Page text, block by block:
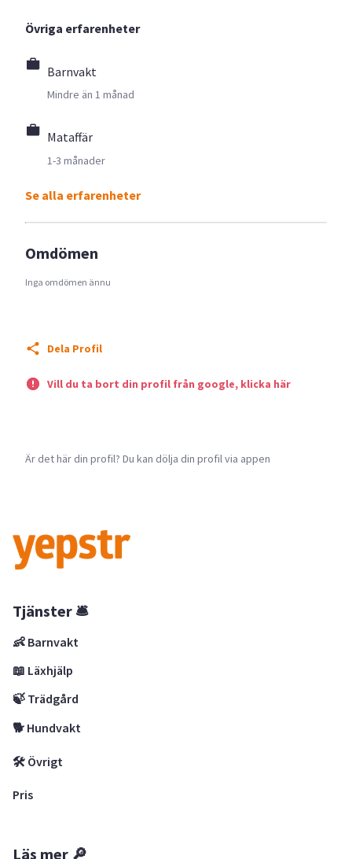
Övriga erfarenheter
Barnvakt
Mindre än 1 månad
Mataffär
1-3 månader
Se alla erfarenheter
Omdömen
Inga omdömen ännu
Dela Profil
Vill du ta bort din profil från google, klicka här
Är det här din profil? Du kan dölja din profil via appen
Tjänster 🛎
👶 Barnvakt
📖 Läxhjälp
🍃 Trädgård
🐕 Hundvakt
🛠 Övrigt
Pris
Läs mer 🔎